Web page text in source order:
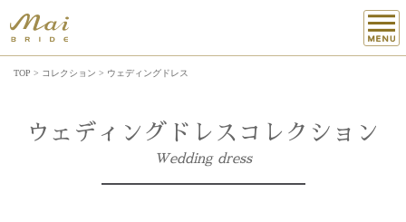
TOP > コレクション > ウェディングドレス
ウェディングドレスコレクション
Wedding dress